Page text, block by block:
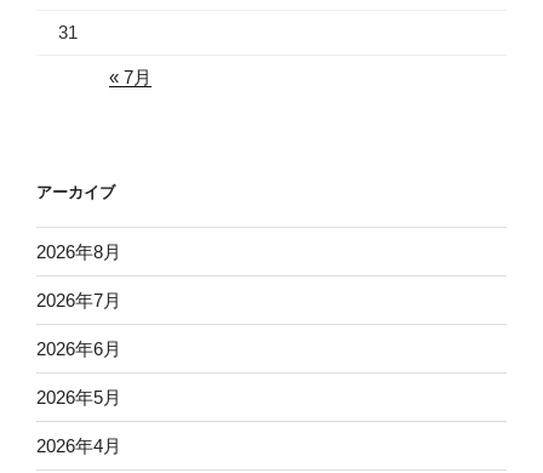
31
« 7月
アーカイブ
2026年8月
2026年7月
2026年6月
2026年5月
2026年4月